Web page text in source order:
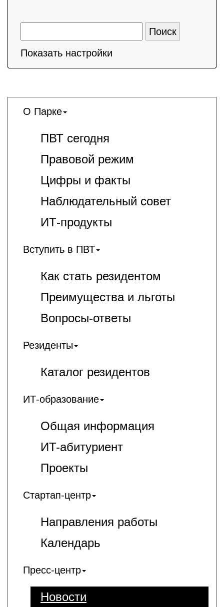
Показать настройки
О Парке
ПВТ сегодня
Правовой режим
Цифры и факты
Наблюдательный совет
ИТ-продукты
Вступить в ПВТ
Как стать резидентом
Преимущества и льготы
Вопросы-ответы
Резиденты
Каталог резидентов
ИТ-образование
Общая информация
ИT-абитуриент
Проекты
Стартап-центр
Направления работы
Календарь
Пресс-центр
Новости